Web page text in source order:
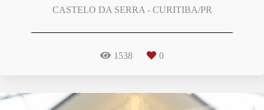
CASTELO DA SERRA - CURITIBA/PR
1538 0